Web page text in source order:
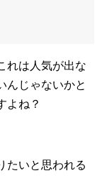
れは人気が出な
んじゃないかと
よね？
たいと思われる